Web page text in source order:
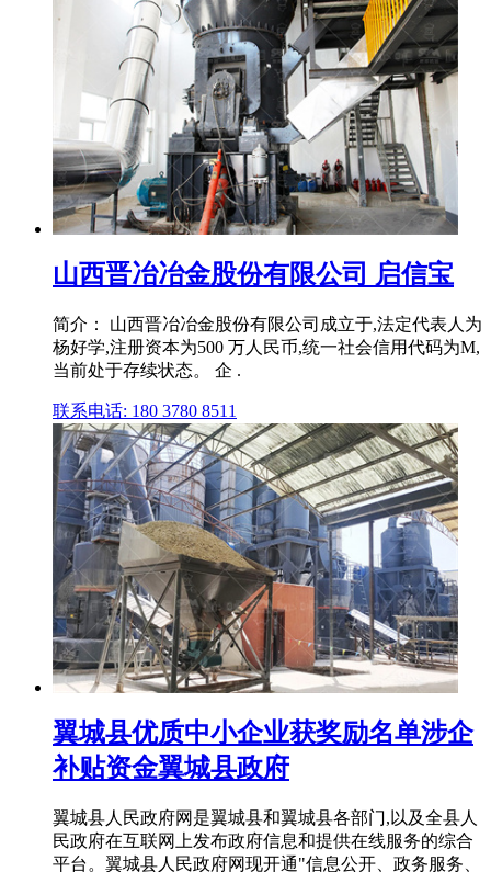
山西晋冶冶金股份有限公司 启信宝
简介： 山西晋冶冶金股份有限公司成立于,法定代表人为
杨好学,注册资本为500 万人民币,统一社会信用代码为M,
当前处于存续状态。 企 .
联系电话: 180 3780 8511
翼城县优质中小企业获奖励名单涉企
补贴资金翼城县政府
翼城县人民政府网是翼城县和翼城县各部门,以及全县人
民政府在互联网上发布政府信息和提供在线服务的综合
平台。翼城县人民政府网现开通"信息公开、政务服务、